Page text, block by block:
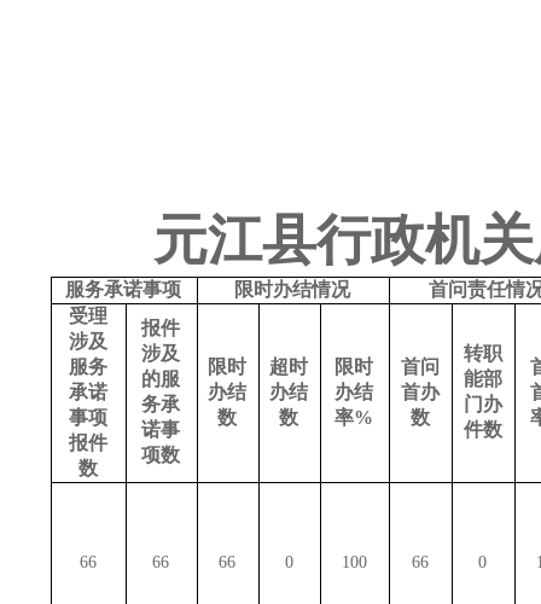
元江县行政机
服务承诺事项 限时办结情况
首问责任情
受理
涉及
服务
承诺
事项
报件
数
报件
涉及
的服
务承
诺事
项数
限时
办结
数
超时
办结
数
限时
办结
率%
首问
首办
数
转职
能部
门办
件数
66 66 66 0 100 66 0